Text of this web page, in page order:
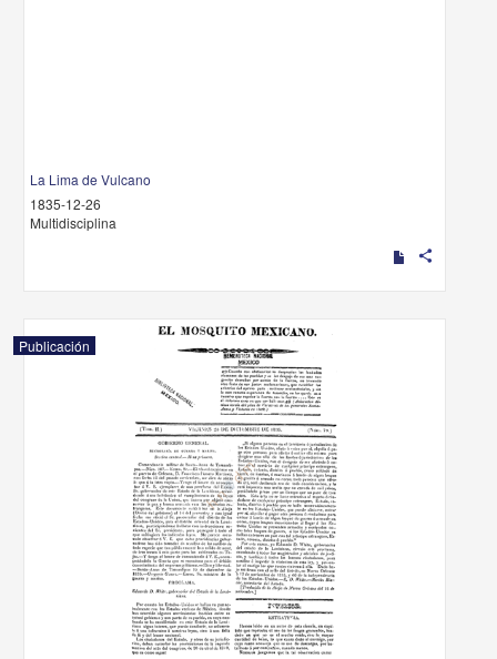
La Lima de Vulcano
1835-12-26
Multidisciplina
share
Publicación